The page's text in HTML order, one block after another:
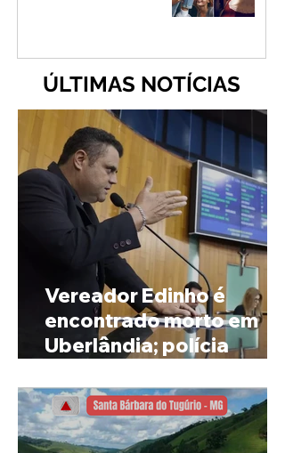
ÚLTIMAS NOTÍCIAS
Vereador Edinho é
encontrado morto em
Uberlândia; polícia